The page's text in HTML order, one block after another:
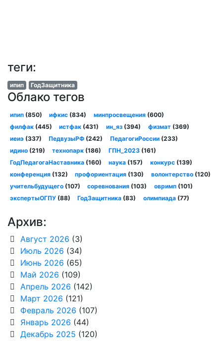
теги:
ипип ГодЗащитника
Облако тегов
ипип(850) ифкис (834) минпросвещения(600)
филфак(445) истфак (431) ин_яз(394) физмат(369)
иеиэ(337) ПедвузыРФ (242) ПедагогиРоссии(233)
идино(219) технопарк (186) ГПН_2023(161)
ГодПедагогаНаставника(160) наука (157) конкурс(139)
конференция(132) профориентация (130) волонтерство(120)
учительбудущего(107) соревнования (103) овримп(101)
экспертыОГПУ(88) ГодЗащитника (83) олимпиада(77)
Архив:
Август 2026 (3)
Июль 2026 (34)
Июнь 2026 (65)
Май 2026 (109)
Апрель 2026 (142)
Март 2026 (121)
Февраль 2026 (107)
Январь 2026 (44)
Декабрь 2025 (120)